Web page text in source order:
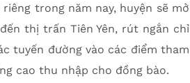
trong năm nay, huyện sẽ mở
thị trấn Tiên Yên, rút ngắn chỉ
tuyến đường vào các điểm tham
cao thu nhập cho đồng bào.